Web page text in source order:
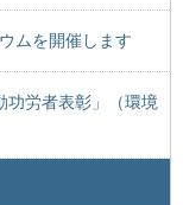
ムを開催します
功労者表彰」（環境